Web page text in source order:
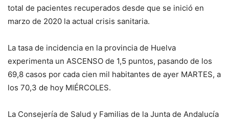
total de pacientes recuperados desde que se inició en
marzo de 2020 la actual crisis sanitaria.
La tasa de incidencia en la provincia de Huelva
experimenta un ASCENSO de 1,5 puntos, pasando de los
69,8 casos por cada cien mil habitantes de ayer MARTES, a
los 70,3 de hoy MIÉRCOLES.
La Consejería de Salud y Familias de la Junta de Andalucía